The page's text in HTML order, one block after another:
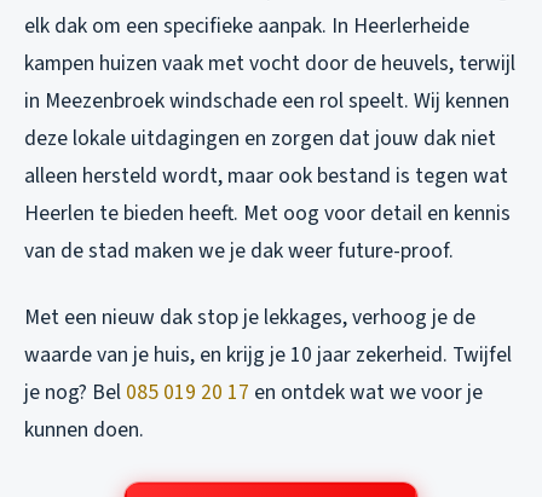
elk dak om een specifieke aanpak. In Heerlerheide
kampen huizen vaak met vocht door de heuvels, terwijl
in Meezenbroek windschade een rol speelt. Wij kennen
deze lokale uitdagingen en zorgen dat jouw dak niet
alleen hersteld wordt, maar ook bestand is tegen wat
Heerlen te bieden heeft. Met oog voor detail en kennis
van de stad maken we je dak weer future-proof.
Met een nieuw dak stop je lekkages, verhoog je de
waarde van je huis, en krijg je 10 jaar zekerheid. Twijfel
je nog? Bel 085 019 20 17 en ontdek wat we voor je
kunnen doen.